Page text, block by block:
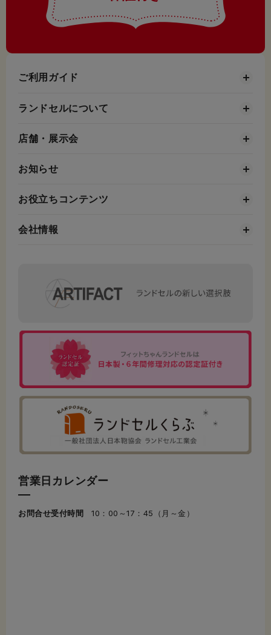
ご利用ガイド
ランドセルについて
店舗・展示会
お知らせ
お役立ちコンテンツ
会社情報
営業日カレンダー
お問合せ受付時間 10：00～17：45（月～金）